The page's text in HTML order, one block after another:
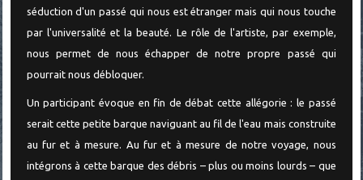
séduction d'un passé qui nous est étranger mais qui nous touche
par l'universalité et la beauté. Le rôle de l'artiste, par exemple,
nous permet de nous échapper de notre propre passé qui
pourrait nous débloquer.
Un participant évoque en fin de débat cette allégorie : le passé
serait cette petite barque naviguant au fil de l'eau mais construite
au fur et à mesure. Au fur et à mesure de notre voyage, nous
intégrons à cette barque des débris – plus ou moins lourds – que